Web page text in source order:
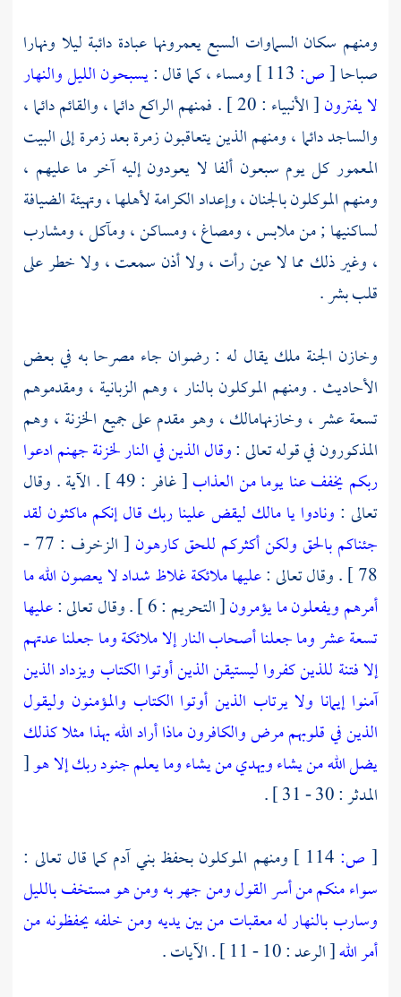
ومنهم سكان السماوات السبع يعمرونها عبادة دائبة ليلا ونهارا
صباحا[ص: ومساء ، كما قال :يسبحون الليل والنهار
لا يفترون
[ الأنبياء : 20 ] . فمنهم الراكع دائما ، والقائم دائما ،
والساجد دائما ، ومنهم الذين يتعاقبون زمرة بعد زمرة إلى البيت
المعمور كل يوم سبعون ألفا لا يعودون إليه آخر ما عليهم ،
ومنهم الموكلون بالجنان ، وإعداد الكرامة لأهلها ، وتهيئة الضيافة
لساكنيها ; من ملابس ، ومصاغ ، ومساكن ، ومآكل ، ومشارب
، وغير ذلك مما لا عين رأت ، ولا أذن سمعت ، ولا خطر على
قلب بشر .
وخازن الجنة ملك يقال له :رضوان جاء مصرحا به في بعض
الأحاديث . ومنهم الموكلون بالنار ، وهم الزبانية ، ومقدموهم
تسعة عشر ، وخازنهامالك، وهو مقدم على جميع الخزنة ، وهم
المذكورون في قوله تعالى :وقال الذين في النار لخزنة جهنم ادعوا
ربكم يخفف عنا يوما من العذاب
[ غافر : 49 ] . الآية . وقال
تعالى : ونادوا يا مالك ليقض علينا ربك قال إنكم ماكثون لقد
جئناكم بالحق ولكن أكثركم للحق كارهون
[ الزخرف : 77 -
78 ] . وقال تعالى :
عليها ملائكة غلاظ شداد لا يعصون الله ما
أمرهم ويفعلون ما يؤمرون[ التحريم : 6 ] . وقال تعالى :
عليها
تسعة عشر وما جعلنا أصحاب النار إلا ملائكة وما جعلنا عدتهم
إلا فتنة للذين كفروا ليستيقن الذين أوتوا الكتاب ويزداد الذين
آمنوا إيمانا ولا يرتاب الذين أوتوا الكتاب والمؤمنون وليقول
الذين في قلوبهم مرض والكافرون ماذا أراد الله بهذا مثلا كذلك
يضل الله من يشاء ويهدي من يشاء وما يعلم جنود ربك إلا هو[
المدثر : 30 - 31 ] .
[ ص:
ومنهم الموكلون بحفظ بني آدم كما قال تعالى :
سواء منكم من أسر القول ومن جهر به ومن هو مستخف بالليل
وسارب بالنهار له معقبات من بين يديه ومن خلفه يحفظونه من
أمر الله[ الرعد : 10 - 11 ] . الآيات .